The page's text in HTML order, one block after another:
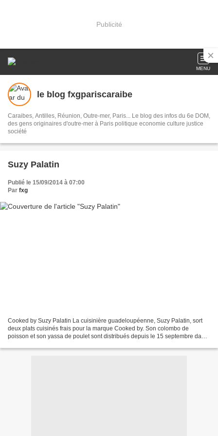
Publicité
MENU
le blog fxgpariscaraibe
Caraibes, Antilles, Réunion, Outre-mer, Paris... Le blog des infos du 6e DOM,
des gens originaires d'outre-mer à Paris politique economie culture justice
société
Suzy Palatin
Publié le 15/09/2014 à 07:00
Par fxg
Cooked by Suzy Palatin La cuisinière guadeloupéenne, Suzy Palatin, sort
deux plats cuisinés frais pour la marque Cooked by. Son colombo de
poisson et son yassa de poulet sont distribués depuis le 15 septembre dans